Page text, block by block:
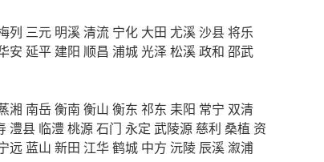
列 三元 明溪清流 宁化 大田 尤溪沙县将乐
安 延平 建阳 顺昌 浦城光泽松溪政和 邵武
湘 南岳衡南 衡山 衡东 祁东 耒阳 常宁 双清
澧县 临澧桃源石门 永定 武陵源 慈利 桑植 资
远 蓝山 新田 江华鹤城 中方 沅陵 辰溪 溆浦